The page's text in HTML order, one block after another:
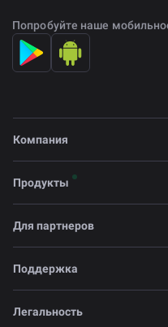
Попробуйте наше
Компания
Продукты
Для партнеров
Поддержка
Легальность